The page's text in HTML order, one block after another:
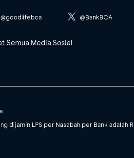
@goodlifebca @BankBCA
Semua Media Sosial
dijamin LPS per Nasabah per Bank adalah